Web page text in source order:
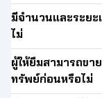
มีจำนวนและระยะ
ไม่
ผู้ให้ยืมสามารถข
ทรัพย์ก่อนหรือไม่